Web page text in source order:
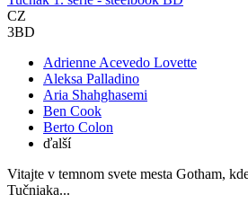
CZ
3BD
Adrienne Acevedo Lovette
Aleksa Palladino
Aria Shahghasemi
Ben Cook
Berto Colon
ďalší
Vitajte v temnom svete mesta Gotham,
Tučniaka...